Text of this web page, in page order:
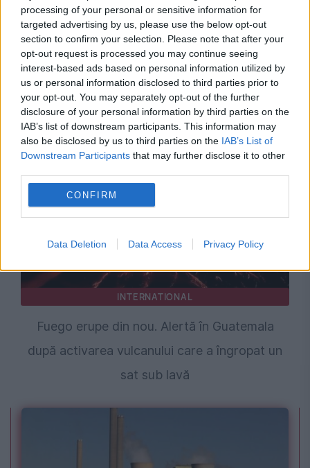
processing of your personal or sensitive information for
targeted advertising by us, please use the below opt-out
section to confirm your selection. Please note that after your
opt-out request is processed you may continue seeing
interest-based ads based on personal information utilized by
us or personal information disclosed to third parties prior to
your opt-out. You may separately opt-out of the further
disclosure of your personal information by third parties on the
IAB’s list of downstream participants. This information may
also be disclosed by us to third parties on the IAB’s List of
Downstream Participants that may further disclose it to other
CONFIRM
Data Deletion Data Access Privacy Policy
INTERNATIONAL
Alertă pentru românii care merg în Italia. Etna
erupe, iar autoritățile au închis zona vulcanului
INTERNATIONAL
Fuego erupe din nou. Alertă în Guatemala
după activarea vulcanului care a îngropat un
sat sub lavă